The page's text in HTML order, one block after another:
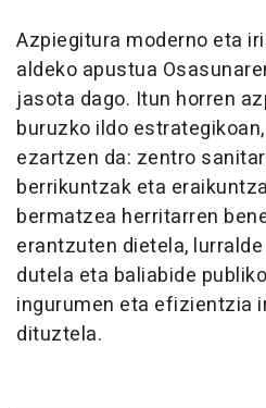
Azpiegitura moderno eta
aldeko apustua
jasota dago. Itun horren
buruzko ildo
ezartzen da: zentro
berrikuntzak eta
bermatzea herritarren
erantzuten dietela,
dutela eta baliabide
ingurumen eta efizientzia
dituztela.